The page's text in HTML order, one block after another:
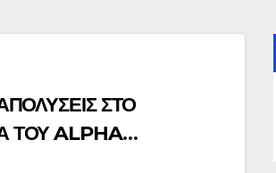
ΣΤΟ
ΤΟΥ ALPHA